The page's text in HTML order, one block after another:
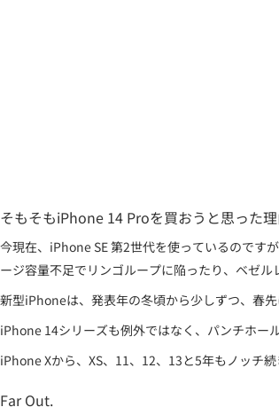
そもそもiPhone 14 Proを買おうと思った
今現在、iPhone SE 第2世代を使っているのです
ージ容量不足でリンゴループに陥ったり、ベゼ
新型iPhoneは、発表年の冬頃から少しずつ、春
iPhone 14シリーズも例外ではなく、パンチホー
iPhone Xから、XS、11、12、13と5年もノッチ
Far Out.